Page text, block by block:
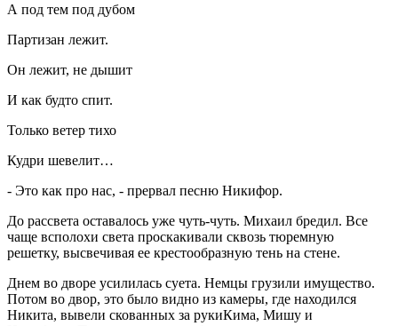
А под тем под дубом
Партизан лежит.
Он лежит, не дышит
И как будто спит.
Только ветер тихо
Кудри шевелит…
- Это как про нас, - прервал песню Никифор.
До рассвета оставалось уже чуть-чуть. Михаил бредил. Все
чаще всполохи света проскакивали сквозь тюремную
решетку, высвечивая ее крестообразную тень на стене.
Днем во дворе усилилась суета. Немцы грузили имущество.
Потом во двор, это было видно из камеры, где находился
Никита, вывели скованных за рукиКима, Мишу и